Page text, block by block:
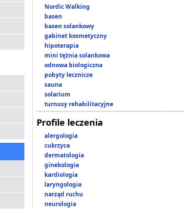
Nordic Walking
basen
basen solankowy
gabinet kosmetyczny
hipoterapia
mini tężnia solankowa
odnowa biologiczna
pobyty lecznicze
sauna
solarium
turnusy rehabilitacyjne
Profile leczenia
alergologia
cukrzyca
dermatologia
ginekologia
kardiologia
laryngologia
narząd ruchu
neurologia